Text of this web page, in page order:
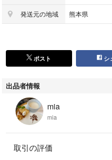
発送元の地域 熊本県
ポスト シ
出品者情報
mia
mia
取引の評価